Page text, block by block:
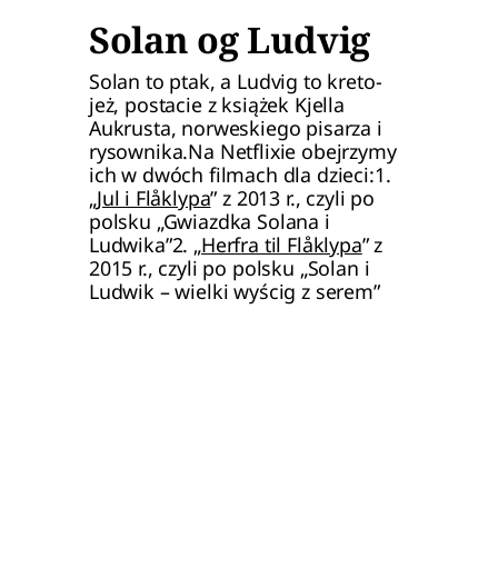
Solan og Ludvig
Solan to ptak, a Ludvig to kreto-
jeż, postacie z książek Kjella
Aukrusta, norweskiego pisarza i
rysownika.Na Netflixie obejrzymy
ich w dwóch filmach dla dzieci:1.
„Jul i Flåklypa” z 2013 r., czyli po
polsku „Gwiazdka Solana i
Ludwika”2. „Herfra til Flåklypa” z
2015 r., czyli po polsku „Solan i
Ludwik – wielki wyścig z serem”